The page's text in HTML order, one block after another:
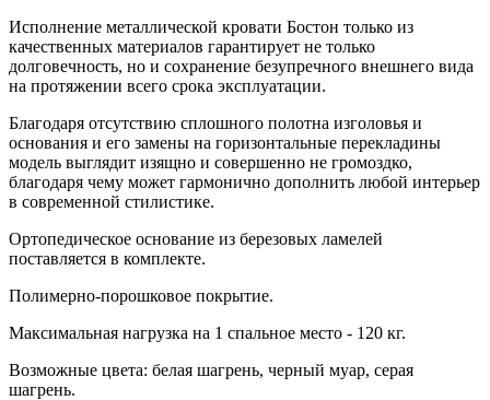
Исполнение металлической кровати Бостон только из
качественных материалов гарантирует не только
долговечность, но и сохранение безупречного внешнего вида
на протяжении всего срока эксплуатации.
Благодаря отсутствию сплошного полотна изголовья и
основания и его замены на горизонтальные перекладины
модель выглядит изящно и совершенно не громоздко,
благодаря чему может гармонично дополнить любой интерьер
в современной стилистике.
Ортопедическое основание из березовых ламелей
поставляется в комплекте.
Полимерно-порошковое покрытие.
Максимальная нагрузка на 1 спальное место - 120 кг.
Возможные цвета: белая шагрень, черный муар, серая
шагрень.